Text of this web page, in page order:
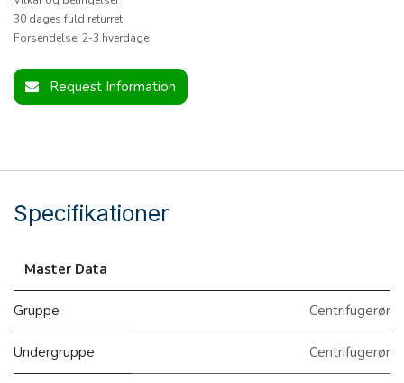
30 dages fuld returret
Forsendelse: 2-3 hverdage
Request Information
Specifikationer
Master Data
Gruppe Centrifugerør
Undergruppe Centrifugerør